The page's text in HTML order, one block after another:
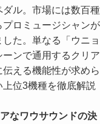
ル。市場には数百種
ロミュージシャンが
た。単なる「ウニョ
ンで通用するクリア
える機能性が求めら
位3機種を徹底解説
なワウサウンドの決